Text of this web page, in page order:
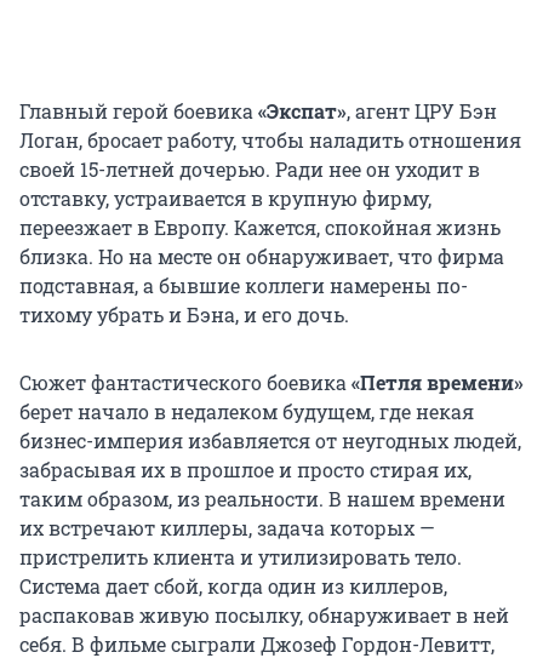
Главный герой боевика «Экспат», агент ЦРУ Бэн
Логан, бросает работу, чтобы наладить отношения
своей 15-летней дочерью. Ради нее он уходит в
отставку, устраивается в крупную фирму,
переезжает в Европу. Кажется, спокойная жизнь
близка. Но на месте он обнаруживает, что фирма
подставная, а бывшие коллеги намерены по-
тихому убрать и Бэна, и его дочь.
Сюжет фантастического боевика «Петля времени»
берет начало в недалеком будущем, где некая
бизнес-империя избавляется от неугодных людей,
забрасывая их в прошлое и просто стирая их,
таким образом, из реальности. В нашем времени
их встречают киллеры, задача которых —
пристрелить клиента и утилизировать тело.
Система дает сбой, когда один из киллеров,
распаковав живую посылку, обнаруживает в ней
себя. В фильме сыграли Джозеф Гордон-Левитт,